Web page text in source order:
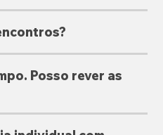
Posso rever as